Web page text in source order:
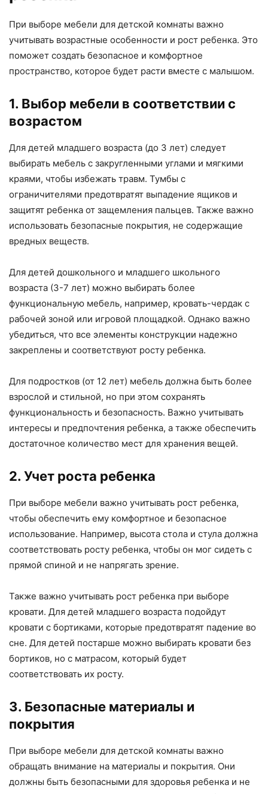
При выборе мебели для детской комнаты важно
учитывать возрастные особенности и рост ребенка. Это
поможет создать безопасное и комфортное
пространство, которое будет расти вместе с малышом.
1. Выбор мебели в соответствии с
возрастом
Для детей младшего возраста (до 3 лет) следует
выбирать мебель с закругленными углами и мягкими
краями, чтобы избежать травм. Тумбы с
ограничителями предотвратят выпадение ящиков и
защитят ребенка от защемления пальцев. Также важно
использовать безопасные покрытия, не содержащие
вредных веществ.
Для детей дошкольного и младшего школьного
возраста (3-7 лет) можно выбирать более
функциональную мебель, например, кровать-чердак с
рабочей зоной или игровой площадкой. Однако важно
убедиться, что все элементы конструкции надежно
закреплены и соответствуют росту ребенка.
Для подростков (от 12 лет) мебель должна быть более
взрослой и стильной, но при этом сохранять
функциональность и безопасность. Важно учитывать
интересы и предпочтения ребенка, а также обеспечить
достаточное количество мест для хранения вещей.
2. Учет роста ребенка
При выборе мебели важно учитывать рост ребенка,
чтобы обеспечить ему комфортное и безопасное
использование. Например, высота стола и стула должна
соответствовать росту ребенка, чтобы он мог сидеть с
прямой спиной и не напрягать зрение.
Также важно учитывать рост ребенка при выборе
кровати. Для детей младшего возраста подойдут
кровати с бортиками, которые предотвратят падение во
сне. Для детей постарше можно выбирать кровати без
бортиков, но с матрасом, который будет
соответствовать их росту.
3. Безопасные материалы и
покрытия
При выборе мебели для детской комнаты важно
обращать внимание на материалы и покрытия. Они
должны быть безопасными для здоровья ребенка и не